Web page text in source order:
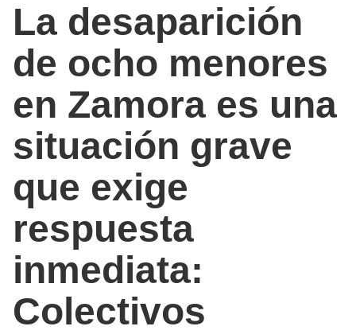
La desaparición
de ocho menores
en Zamora es una
situación grave
que exige
respuesta
inmediata:
Colectivos